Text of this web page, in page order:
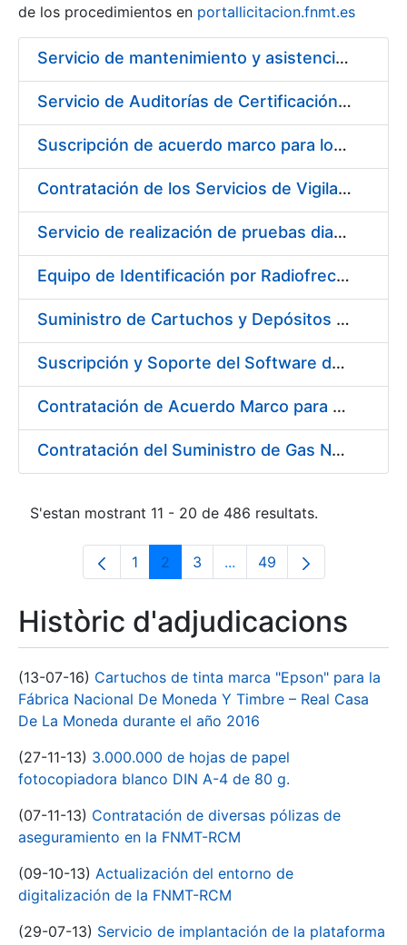
Mostra/Amaga
de los procedimientos en portallicitacion.fnmt.es
Servicio de mantenimiento y asistencia técnica de equipos audiovisuales y alquiler de equipos de sonido y video y de interpretación simultánea en las instalaciones de la FNMT-RCM en Madrid
Servicio de Auditorías de Certificación de los sistemas de gestión de la FNMT-RCM
Suscripción de acuerdo marco para los Servicios de Catering y Almuerzos Protocolarios para eventos celebrados en la Real Casa de la Moneda – Fábrica Nacional de Moneda y Timbre
Contratación de los Servicios de Vigilancia de la Salud Individual y Colectiva y diversas actividades preventivas y sanitarias
Servicio de realización de pruebas diagnósticas de COVID-19
Equipo de Identificación por Radiofrecuencia (RFID)
Suministro de Cartuchos y Depósitos de Tinta Originales para Impresoras
Suscripción y Soporte del Software de Diseño Carveco
Contratación de Acuerdo Marco para el Suministro de Rodamientos y Material de Transmisiones para la Fábrica Nacional de Moneda y Timbre – Real Casa de la Moneda
Contratación del Suministro de Gas Natural para la Fábrica Nacional de Moneda y Timbre – Real Casa de Moneda, en sus centros de trabajo de Madrid y Burgos
S'estan mostrant 11 - 20 de 486 resultats.
Pàgina
1 Pàgina
2 Pàgina
3 ...Pàgines intermèdies
Pàgina
49
Històric d'adjudicacions
(13-07-16) Cartuchos de tinta marca "Epson" para la
Fábrica Nacional De Moneda Y Timbre – Real Casa
De La Moneda durante el año 2016
(27-11-13) 3.000.000 de hojas de papel
fotocopiadora blanco DIN A-4 de 80 g.
(07-11-13) Contratación de diversas pólizas de
aseguramiento en la FNMT-RCM
(09-10-13) Actualización del entorno de
digitalización de la FNMT-RCM
(29-07-13) Servicio de implantación de la plataforma